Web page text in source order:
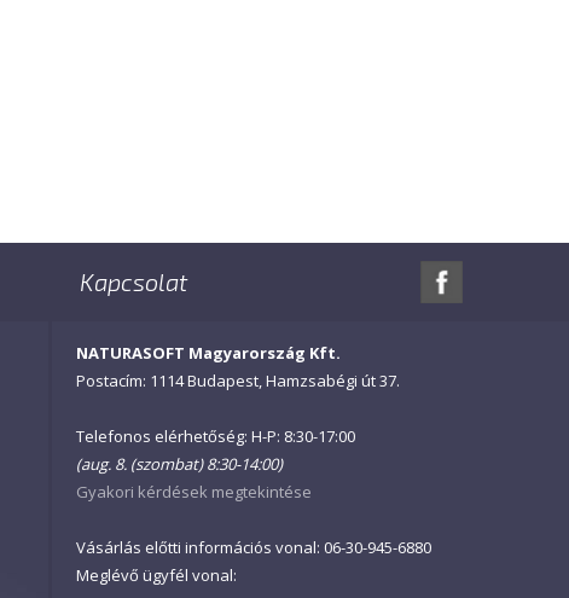
Kapcsolat
NATURASOFT Magyarország Kft.
Postacím: 1114 Budapest, Hamzsabégi út 37.
Telefonos elérhetőség: H-P: 8:30-17:00
(aug. 8. (szombat) 8:30-14:00)
Gyakori kérdések megtekintése
Vásárlás előtti információs vonal: 06-30-945-6880
Meglévő ügyfél vonal: